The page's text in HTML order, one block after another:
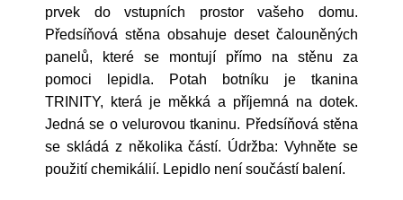
prvek do vstupních prostor vašeho domu.
Předsíňová stěna obsahuje deset čalouněných
panelů, které se montují přímo na stěnu za
pomoci lepidla. Potah botníku je tkanina
TRINITY, která je měkká a příjemná na dotek.
Jedná se o velurovou tkaninu. Předsíňová stěna
se skládá z několika částí. Údržba: Vyhněte se
použití chemikálií. Lepidlo není součástí balení.